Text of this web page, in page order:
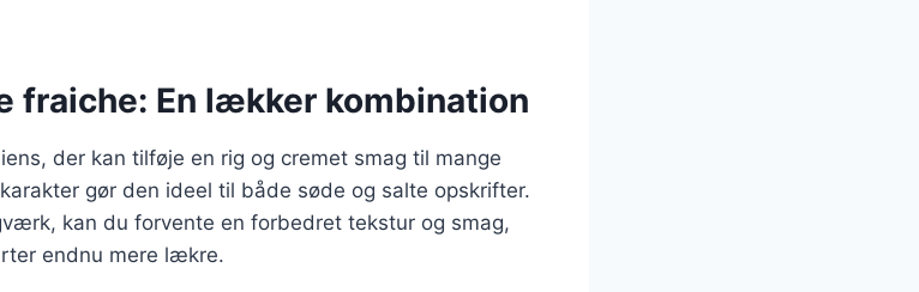
fraiche: En lækker kombination
der kan tilføje en rig og cremet smag til mange
gør den ideel til både søde og salte opskrifter.
kan du forvente en forbedret tekstur og smag,
endnu mere lækre.